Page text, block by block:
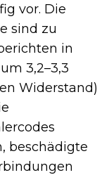
vor. Die
sind zu
in
3,2–3,3
Widerstand)
beschädigte